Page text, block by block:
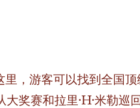
，游客可以找到全国顶
奖赛和拉里·H·米勒巡